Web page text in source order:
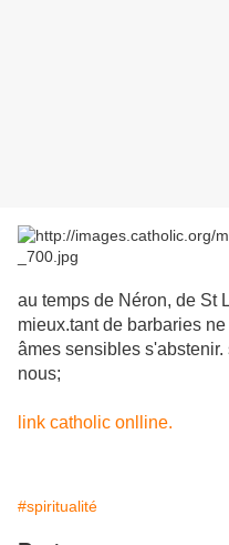
au temps de Néron, de St
mieux.tant de barbaries
âmes sensibles
nous;
link catholic onlline.
#spiritualité